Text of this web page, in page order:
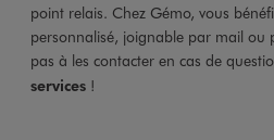
point relais. Chez Gémo, vous
personnalisé, joignable par mail ou
pas à les contacter en cas de
services!